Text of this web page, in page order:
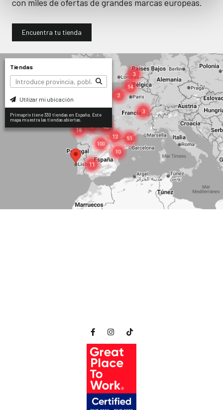
con miles de ofertas de grandes marcas europeas.
Encuentra tu tienda
Tiendas
Utilizar mi ubicación
Primaprix tiene 330 tiendas en España. Este
mapa muestra las tiendas abiertas.